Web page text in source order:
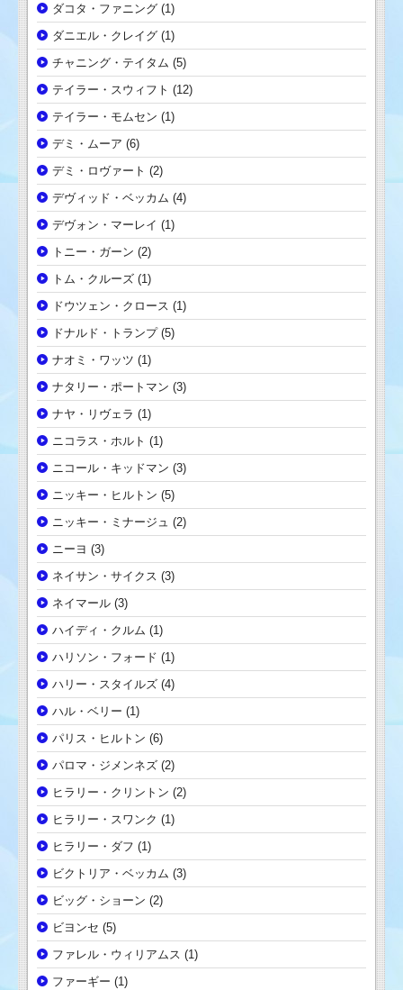
ダコタ・ファニング (1)
ダニエル・クレイグ (1)
チャニング・テイタム (5)
テイラー・スウィフト (12)
テイラー・モムセン (1)
デミ・ムーア (6)
デミ・ロヴァート (2)
デヴィッド・ベッカム (4)
デヴォン・マーレイ (1)
トニー・ガーン (2)
トム・クルーズ (1)
ドウツェン・クロース (1)
ドナルド・トランプ(5)
ナオミ・ワッツ (1)
ナタリー・ポートマン (3)
ナヤ・リヴェラ (1)
ニコラス・ホルト (1)
ニコール・キッドマン (3)
ニッキー・ヒルトン (5)
ニッキー・ミナージュ (2)
ニーヨ (3)
ネイサン・サイクス (3)
ネイマール (3)
ハイディ・クルム (1)
ハリソン・フォード (1)
ハリー・スタイルズ (4)
ハル・ベリー (1)
パリス・ヒルトン (6)
パロマ・ジメンネズ (2)
ヒラリー・クリントン (2)
ヒラリー・スワンク (1)
ヒラリー・ダフ (1)
ビクトリア・ベッカム (3)
ビッグ・ショーン (2)
ビヨンセ (5)
ファレル・ウィリアムス (1)
ファーギー (1)